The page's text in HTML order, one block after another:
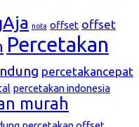
nota offset offset
Percetakan
percetakancepat
percetakan indonesia
murah